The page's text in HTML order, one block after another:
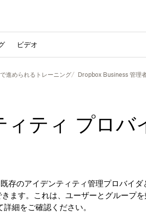
ビデオ
進められるトレーニング Dropbox Business 管理
ィティ プロバ
存のアイデンティティ管理プロバイ
ます。これは、ユーザーとグループ
細をご確認ください。